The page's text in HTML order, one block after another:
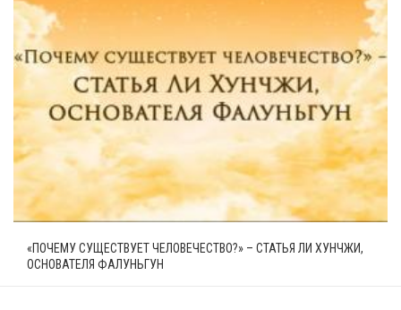
«ПОЧЕМУ СУЩЕСТВУЕТ ЧЕЛОВЕЧЕСТВО?» – СТАТЬЯ ЛИ ХУНЧЖИ,
ОСНОВАТЕЛЯ ФАЛУНЬГУН